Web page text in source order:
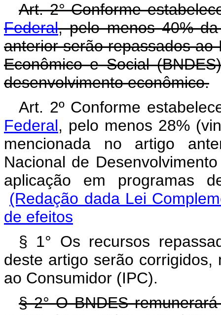
Art. 2° Conforme
Federal, pelo menos 40%
anterior serão repassados
Econômico e Social
desenvolvimento econômico.
Art. 2º Conforme
Federal, pelo menos 28%
mencionada no artigo
Nacional de
aplicação em programas
(Redação dada Lei
de efeitos
§ 1° Os recursos
deste artigo serão
ao Consumidor (IPC).
§ 2° O BNDES